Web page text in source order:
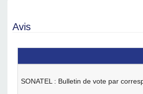
Avis
SONATEL : Bulletin de vote par